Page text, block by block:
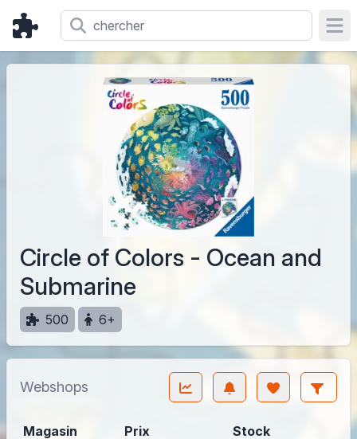
Circle of Colors - Ocean and
Submarine
500 6+
Webshops
Magasin Prix Stock